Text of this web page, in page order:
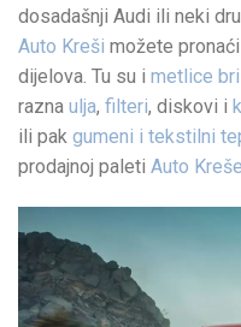
dosadašnji Audi ili neki
Auto Kreši možete
dijelova. Tu su i metlice
razna ulja, filteri, diskovi i
ili pak gumeni i tekstilni
prodajnoj paleti Auto Kreše